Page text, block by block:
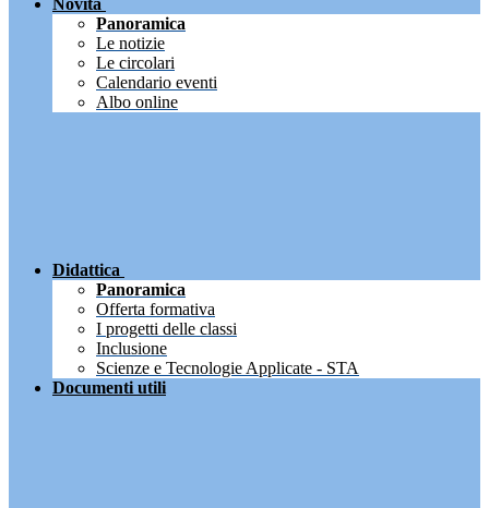
Novità
Panoramica
Le notizie
Le circolari
Calendario eventi
Albo online
Didattica
Panoramica
Offerta formativa
I progetti delle classi
Inclusione
Scienze e Tecnologie Applicate - STA
Documenti utili